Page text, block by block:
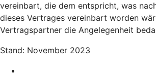
vereinbart, die dem entspricht, was
dieses Vertrages vereinbart worden
Vertragspartner die Angelegenheit
Stand: November 2023